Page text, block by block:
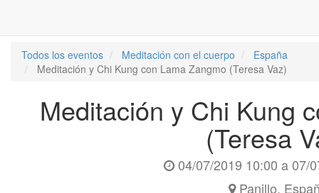
Todos los eventos Meditación con el cuerpo
España
Meditación y Chi Kung con Lama Zangmo (Teresa Vaz)
Meditación y Chi Kung
(Teresa
04/07/2019 10:00 a07/
Panillo,